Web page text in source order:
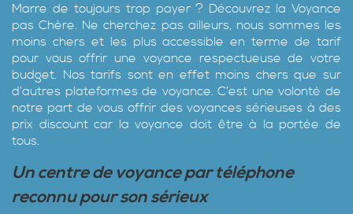
Marre de toujours trop payer ? Découvrez la Voyance
pas Chère‎. Ne cherchez pas ailleurs, nous sommes les
moins chers et les plus accessible en terme de tarif
pour vous offrir une voyance respectueuse de votre
budget. Nos tarifs sont en effet moins chers que sur
d’autres plateformes de voyance. C’est une volonté de
notre part de vous offrir des voyances sérieuses à des
prix discount car la voyance doit être à la portée de
tous.
Un centre de voyance par téléphone
reconnu pour son sérieux